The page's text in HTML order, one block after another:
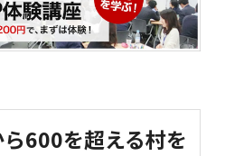
600を超える村を